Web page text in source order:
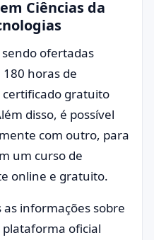
Ciências da
ofertadas
180 horas de
certificado gratuito
disso, é possível
com outro, para
um curso de
online e gratuito.
informações sobre
plataforma oficial